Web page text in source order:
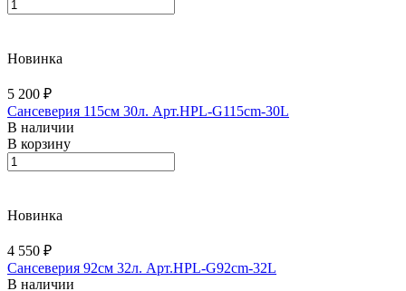
Новинка
5 200 ₽
Сансеверия 115см 30л. Арт.HPL-G115cm-30L
В наличии
В корзину
Новинка
4 550 ₽
Сансеверия 92см 32л. Арт.HPL-G92cm-32L
В наличии